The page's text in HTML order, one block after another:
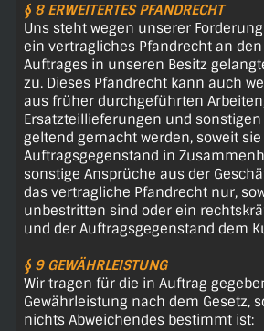
§ 8 ERWEITERTES PFANDRECHT
Uns steht wegen unserer
ein vertragliches Pfandrecht an
Auftrages in unseren Besitz
zu. Dieses Pfandrecht kann auch
aus früher durchgeführten
Ersatzteillieferungen und
geltend gemacht werden, soweit
Auftragsgegenstand in
sonstige Ansprüche aus der
das vertragliche Pfandrecht nur,
unbestritten sind oder ein
und der Auftragsgegenstand dem
§ 9 GEWÄHRLEISTUNG
Wir tragen für die in Auftrag
Gewährleistung nach dem Gesetz,
nichts Abweichendes bestimmt ist: